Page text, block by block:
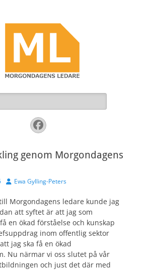
Facebook
genom Morgondagens
Författare
Ewa Gylling-Peters
Morgondagens ledare kunde jag
att syftet är att jag som
en ökad förståelse och kunskap
inom offentlig sektor
jag ska få en ökad
Nu närmar vi oss slutet på vår
och just det där med